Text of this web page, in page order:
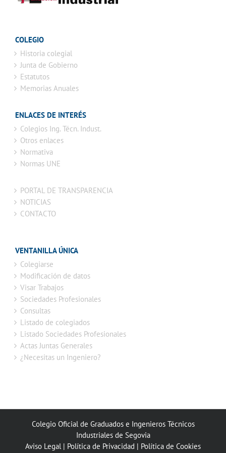
COLEGIO
Historia colegial
Junta de Gobierno
Estatutos
Memorias Anuales
ENLACES DE INTERÉS
Colegios Ing. Técn. Indust.
Otros enlaces
Normativa
Normas UNE
PORTAL DE TRANSPARENCIA
NOTICIAS
CONTACTO
VENTANILLA ÚNICA
Colegiarse
Modificación de datos
Visar Trabajos
Sociedades Profesionales
Consultas
Listado de colegiados
Listado Sociedades Profesionales
Actas Juntas Generales
¿Necesitas un Ingeniero?
Colegio Oficial de Graduados e Ingenieros Técnicos
Industriales de Segovia
Aviso Legal | Política de Privacidad | Política de Cookies